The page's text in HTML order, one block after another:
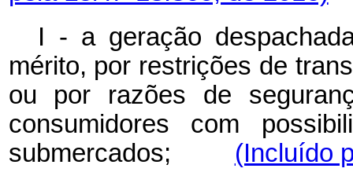
I - a geração
mérito, por restrições de
ou por razões de
consumidores com
submercados; (Incluído